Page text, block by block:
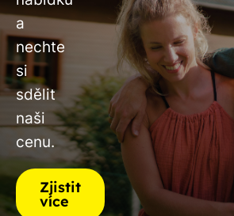
a
nechte
si
sdělit
naši
cenu.
Zjistit
více